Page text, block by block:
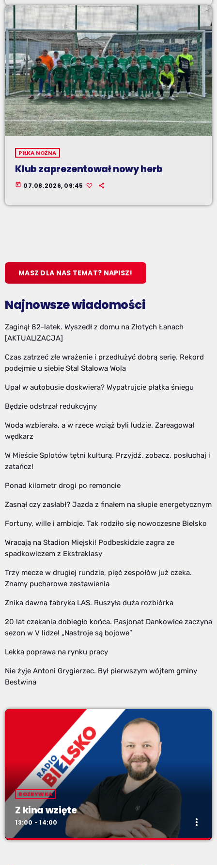
PIŁKA NOŻNA
Klub zaprezentował nowy herb
today 07.08.2026, 09:45
MASZ DLA NAS TEMAT? NAPISZ!
Najnowsze wiadomości
Zaginął 82-latek. Wyszedł z domu na Złotych Łanach
[AKTUALIZACJA]
Czas zatrzeć złe wrażenie i przedłużyć dobrą serię. Rekord
podejmie u siebie Stal Stalowa Wola
Upał w autobusie doskwiera? Wypatrujcie płatka śniegu
Będzie odstrzał redukcyjny
Woda wzbierała, a w rzece wciąż byli ludzie. Zareagował
wędkarz
W Mieście Splotów tętni kulturą. Przyjdź, zobacz, posłuchaj i
zatańcz!
Ponad kilometr drogi po remoncie
Zasnął czy zasłabł? Jazda z finałem na słupie energetycznym
Fortuny, wille i ambicje. Tak rodziło się nowoczesne Bielsko
Wracają na Stadion Miejski! Podbeskidzie zagra ze
spadkowiczem z Ekstraklasy
Trzy mecze w drugiej rundzie, pięć zespołów już czeka.
Znamy pucharowe zestawienia
Znika dawna fabryka LAS. Ruszyła duża rozbiórka
20 lat czekania dobiegło końca. Pasjonat Dankowice zaczyna
sezon w V lidze! „Nastroje są bojowe”
Lekka poprawa na rynku pracy
Nie żyje Antoni Grygierzec. Był pierwszym wójtem gminy
Bestwina
ROZRYWKA
Z kina wzięte
13:00 - 14:00 more_vert